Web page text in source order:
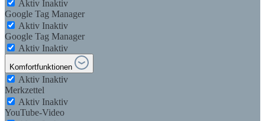
Aktiv Inaktiv
Google Tag Manager
Aktiv Inaktiv
Google Tag Manager
Aktiv Inaktiv
Komfortfunktionen
Aktiv Inaktiv
Merkzettel
Aktiv Inaktiv
YouTube-Video